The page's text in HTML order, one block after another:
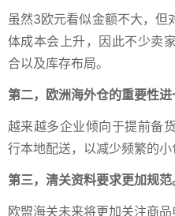
虽然3欧元看似金额不大，但
体成本会上升，因此不少卖
合以及库存布局。
第二，欧洲海外仓的重要性进
越来越多企业倾向于提前备
行本地配送，以减少频繁的小
第三，清关资料要求更加规范
欧盟海关未来将更加关注商品